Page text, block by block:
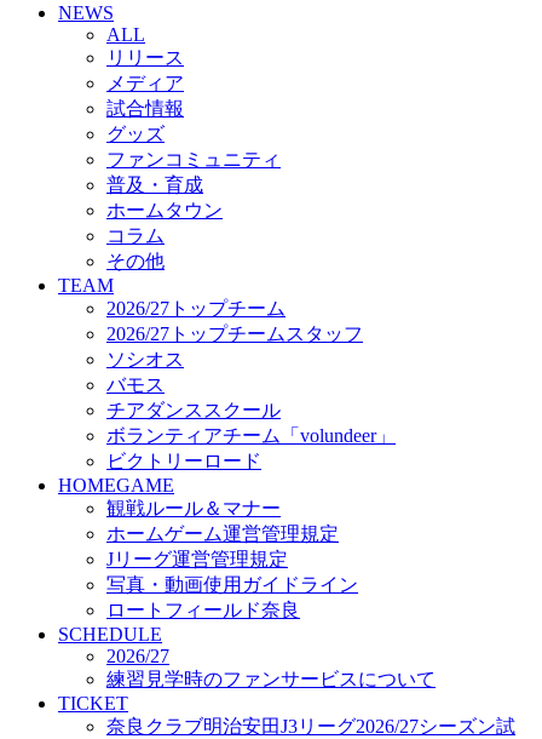
ボランティアチーム「volundeer」
ビクトリーロード
HOMEGAME
観戦ルール＆マナー
ホームゲーム運営管理規定
Jリーグ運営管理規定
写真・動画使用ガイドライン
ロートフィールド奈良
SCHEDULE
2026/27
練習見学時のファンサービスについて
TICKET
奈良クラブ明治安田J3リーグ2026/27シーズン試
合観戦チケット
奈良クラブ明治安田Ｊ3リーグ 2026/27シーズン
「鹿パス」
観戦ルール＆マナー
FANCOMMUNITY
2026/27ファンコミュニティ
サポートショップ
GOODS
オフィシャルストア（実店舗）
オンラインストア
ACADEMY
アカデミーについて
プロジェクト
コーチ&スタッフ
ジュニア
ジュニアユース
ユース
NEWS
ALL
リリース
メディア
試合情報
グッズ
ファンコミュニティ
普及・育成
ホームタウン
コラム
その他
TEAM
2026/27トップチーム
2026/27トップチームスタッフ
ソシオス
バモス
チアダンススクール
ボランティアチーム「volundeer」
ビクトリーロード
HOMEGAME
観戦ルール＆マナー
ホームゲーム運営管理規定
Jリーグ運営管理規定
写真・動画使用ガイドライン
ロートフィールド奈良
SCHEDULE
2026/27
練習見学時のファンサービスについて
TICKET
奈良クラブ明治安田J3リーグ2026/27シーズン試